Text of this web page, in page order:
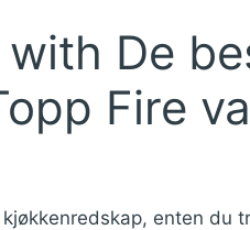
De
Fire
enten du